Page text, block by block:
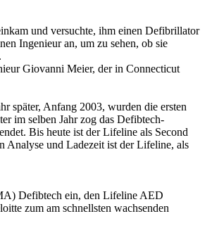
und versuchte, ihm einen Defibrillator
Ingenieur an, um zu sehen, ob sie
Giovanni Meier, der in Connecticut
später, Anfang 2003, wurden die ersten
im selben Jahr zog das Defibtech-
Bis heute ist der Lifeline als Second
Analyse und Ladezeit ist der Lifeline, als
Defibtech ein, den Lifeline AED
zum am schnellsten wachsenden